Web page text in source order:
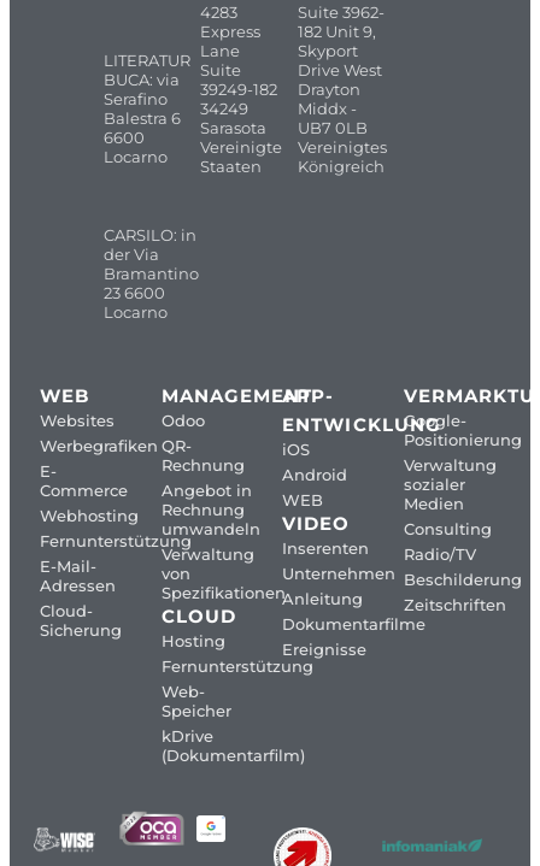
LITERATUR
BUCA: via
Serafino
Balestra 6
6600
Locarno
CARSILO: in
der Via
Bramantino
23 6600
Locarno
4283
Express
Lane
Suite
39249-182
34249
Sarasota
Vereinigte
Staaten
Suite 3962-
182 Unit 9,
Skyport
Drive West
Drayton
Middx -
UB7 0LB
Vereinigtes
Königreich
WEB
Websites
Werbegrafiken
E-
Commerce
Webhosting
Fernunterstützung
E-Mail-
Adressen
Cloud-
Sicherung
MANAGEMENT
Odoo
QR-
Rechnung
Angebot in
Rechnung
umwandeln
Verwaltung
von
Spezifikationen
CLOUD
Hosting
Fernunterstützung
Web-
Speicher
kDrive
(Dokumentarfilm)
APP-
ENTWICKLUNG
iOS
Android
WEB
VIDEO
Inserenten
Unternehmen
Anleitung
Dokumentarfilme
Ereignisse
Google-
Positionierung
Verwaltung
sozialer
Medien
Consulting
Radio/TV
Beschilderung
Zeitschriften